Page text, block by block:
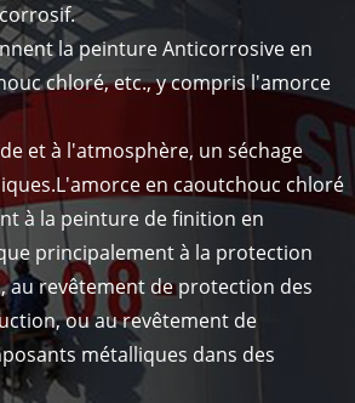
la peinture Anticorrosive en
chloré, etc., y compris l'amorce
et à l'atmosphère, un séchage
en caoutchouc chloré
à la peinture de finition en
principalement à la protection
au revêtement de protection des
ou au revêtement de
métalliques dans des